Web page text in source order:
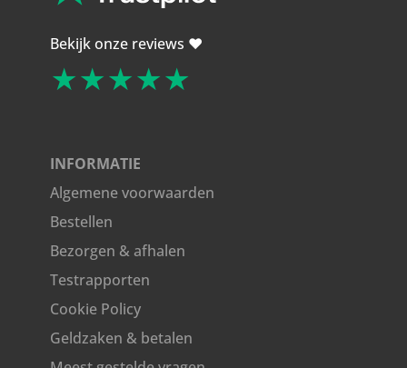
Bekijk onze reviews ❤️
★★★★★
INFORMATIE
Algemene voorwaarden
Bestellen
Bezorgen & afhalen
Testrapporten
Cookie Policy
Geldzaken & betalen